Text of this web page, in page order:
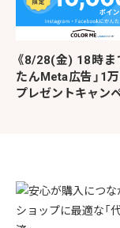
《8/28(金) 18時ま
たんMeta広告」1
プレゼントキャン